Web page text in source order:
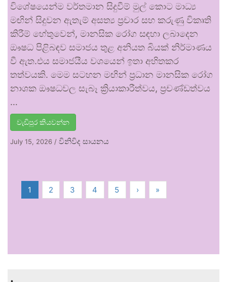
විශේෂයෙන්ම වර්තමාන සිදුවීම් මුල් කොට මාධ්‍ය
මඟින් සිදුවන ඇතැම් අසත්‍ය ප්‍රචාර සහ කරුණු විකෘති
කිරීම් හේතුවෙන්, මානසික රෝග සඳහා ලබාදෙන
ඖෂධ පිළිබඳව සමාජය තුළ අනියත බියක් නිර්මාණය
වී ඇත.එය සමාජයීය වශයෙන් ඉතා අහිතකර
තත්වයකි. මෙම සටහන මඟින් ප්‍රධාන මානසික රෝග
නාශක ඖෂධවල සැබෑ ක්‍රියාකාරීත්වය, ප්‍රචණ්ඩත්වය
…
වැඩිපුර කියවන්න
July 15, 2026 / විනිවිද සායනය
1 2 3 4 5 › »
.